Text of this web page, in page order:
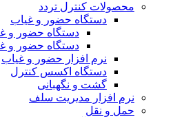
محصولات کنترل تردد
دستگاه حضور و غیاب
دستگاه حضور و
دستگاه حضور و
نرم افزار حضور و غیاب
دستگاه اکسس کنترل
گشت و نگهبانی
نرم افزار مدیریت سلف
حمل و نقل